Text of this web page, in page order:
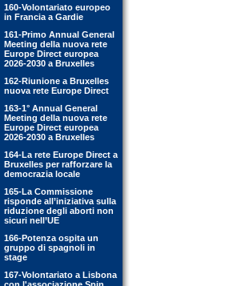
160-Volontariato europeo
in Francia a Gardie
161-Primo Annual General
Meeting della nuova rete
Europe Direct europea
2026-2030 a Bruxelles
162-Riunione a Bruxelles
nuova rete Europe Direct
163-1° Annual General
Meeting della nuova rete
Europe Direct europea
2026-2030 a Bruxelles
164-La rete Europe Direct a
Bruxelles per rafforzare la
democrazia locale
165-La Commissione
risponde all’iniziativa sulla
riduzione degli aborti non
sicuri nell’UE
166-Potenza ospita un
gruppo di spagnoli in
stage
167-Volontariato a Lisbona